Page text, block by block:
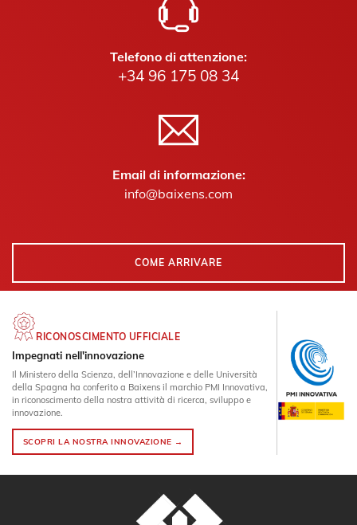
Telefono di attenzione:
+34 96 175 08 34
Email di informazione:
info@baixens.com
COME ARRIVARE
RICONOSCIMENTO UFFICIALE
Impegnati nell'innovazione
Il Ministero della Scienza, dell’Innovazione e delle Università
della Spagna ha conferito a Baixens il marchio PMI Innovativa,
in riconoscimento della nostra attività di ricerca, sviluppo e
innovazione.
SCOPRI LA NOSTRA INNOVAZIONE →